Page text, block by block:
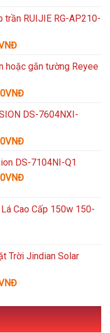
RUIJIE RG-AP210-
Giá
tại
935,000VNĐ.
hoặc gắn tường Reyee
VNĐGiá
tại
1,489,000VNĐ.
DS-7604NXI-
VNĐGiá
tại
là:
DS-7104NI-Q1
VNĐGiá
là:
Cao Cấp 150w 150-
Trời Jindian Solar
Giá
tại